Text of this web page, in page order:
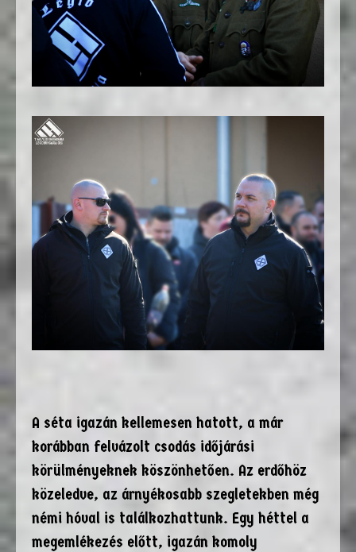
A séta igazán kellemesen hatott, a már
korábban felvázolt csodás időjárási
körülményeknek köszönhetően. Az erdőhöz
közeledve, az árnyékosabb szegletekben még
némi hóval is találkozhattunk. Egy héttel a
megemlékezés előtt, igazán komoly